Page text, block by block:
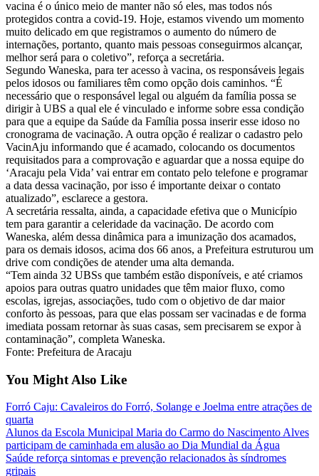
vacina é o único meio de manter não só eles, mas todos nós
protegidos contra a covid-19. Hoje, estamos vivendo um momento
muito delicado em que registramos o aumento do número de
internações, portanto, quanto mais pessoas conseguirmos alcançar,
melhor será para o coletivo”, reforça a secretária.
Segundo Waneska, para ter acesso à vacina, os responsáveis legais
pelos idosos ou familiares têm como opção dois caminhos. “É
necessário que o responsável legal ou alguém da família possa se
dirigir à UBS a qual ele é vinculado e informe sobre essa condição
para que a equipe da Saúde da Família possa inserir esse idoso no
cronograma de vacinação. A outra opção é realizar o cadastro pelo
VacinAju informando que é acamado, colocando os documentos
requisitados para a comprovação e aguardar que a nossa equipe do
‘Aracaju pela Vida’ vai entrar em contato pelo telefone e programar
a data dessa vacinação, por isso é importante deixar o contato
atualizado”, esclarece a gestora.
A secretária ressalta, ainda, a capacidade efetiva que o Município
tem para garantir a celeridade da vacinação. De acordo com
Waneska, além dessa dinâmica para a imunização dos acamados,
para os demais idosos, acima dos 66 anos, a Prefeitura estruturou um
drive com condições de atender uma alta demanda.
“Tem ainda 32 UBSs que também estão disponíveis, e até criamos
apoios para outras quatro unidades que têm maior fluxo, como
escolas, igrejas, associações, tudo com o objetivo de dar maior
conforto às pessoas, para que elas possam ser vacinadas e de forma
imediata possam retornar às suas casas, sem precisarem se expor à
contaminação”, completa Waneska.
Fonte: Prefeitura de Aracaju
You Might Also Like
Forró Caju: Cavaleiros do Forró, Solange e Joelma entre atrações de
quarta
Alunos da Escola Municipal Maria do Carmo do Nascimento Alves
participam de caminhada em alusão ao Dia Mundial da Água
Saúde reforça sintomas e prevenção relacionados às síndromes
gripais